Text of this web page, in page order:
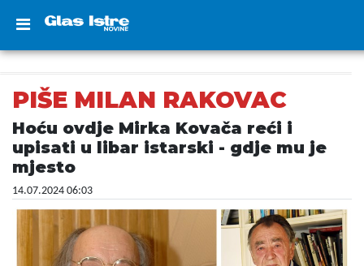
PIŠE MILAN RAKOVAC
Hoću ovdje Mirka Kovača reći i
upisati u libar istarski - gdje mu je
mjesto
14.07.2024 06:03